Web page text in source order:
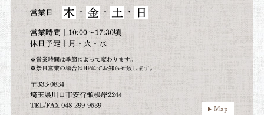
営業日 木 ・ 金 ・ 土 ・ 日
営業時間｜10:00～17:30頃
休日予定｜月・火・水
※営業時間は季節によって変わります。
※祭日営業の場合はHPにてお知らせ致します。
〒333-0834
埼玉県川口市安行領根岸2244
TEL/FAX 048-299-9539
Map